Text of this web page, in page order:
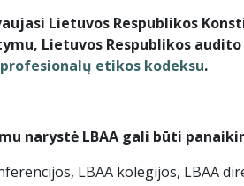
Lietuvos Respublikos
Lietuvos Respublikos
etikos kodeksu.
narystė LBAA gali būti
LBAA kolegijos, LBAA